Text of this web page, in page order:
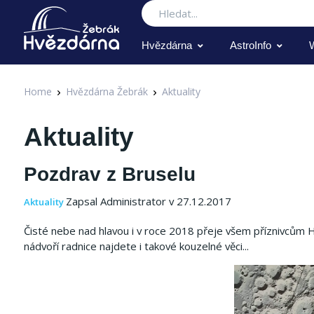
Hledat
Hvězdárna AstroInfo
Home Hvězdárna Žebrák Aktuality
Aktuality
Pozdrav z Bruselu
Aktuality Zapsal Administrator v 27.12.2017
Čisté nebe nad hlavou i v roce 2018 přeje všem
nádvoří radnice najdete i takové kouzelné věci...